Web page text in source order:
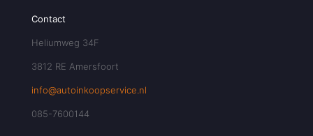
Contact
Heliumweg 34F
3812 RE Amersfoort
info@autoinkoopservice.nl
085-7600144